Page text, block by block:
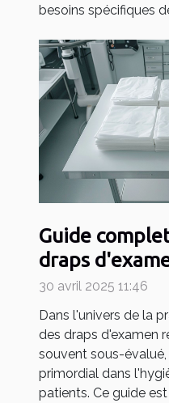
besoins spécifiques
Guide
draps
votre pratique
30 avril 2025 11:46
Dans l'univers de la
des draps d'examen
souvent sous-
primordial dans
patients. Ce guide